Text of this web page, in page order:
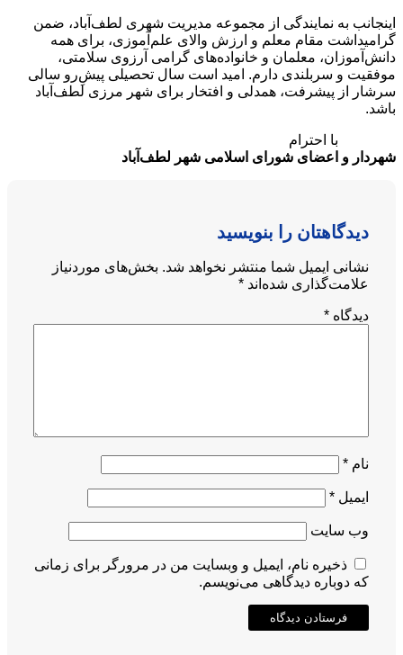
اینجانب به نمایندگی از مجموعه مدیریت شهری لطف‌آباد، ضمن
گرامیداشت مقام معلم و ارزش والای علم‌آموزی، برای همه
دانش‌آموزان، معلمان و خانواده‌های گرامی آرزوی سلامتی،
موفقیت و سربلندی دارم. امید است سال تحصیلی پیش‌ِرو سالی
سرشار از پیشرفت، همدلی و افتخار برای شهر مرزی لطف‌آباد
باشد.
با احترام
شهردار و اعضای شورای اسلامی شهر لطف‌آباد
دیدگاهتان را بنویسید
نشانی ایمیل شما منتشر نخواهد شد. بخش‌های موردنیاز
علامت‌گذاری شده‌اند *
دیدگاه *
نام *
ایمیل *
وب‌ سایت
ذخیره نام، ایمیل و وبسایت من در مرورگر برای زمانی
که دوباره دیدگاهی می‌نویسم.